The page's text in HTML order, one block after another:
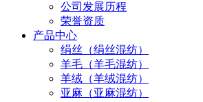
公司发展历程
荣誉资质
产品中心
绢丝（绢丝混纺）
羊毛（羊毛混纺）
羊绒（羊绒混纺）
亚麻（亚麻混纺）